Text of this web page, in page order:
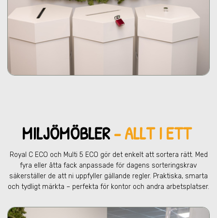
MILJÖMÖBLER- ALLT I ETT
Royal C ECO och Multi 5 ECO gör det enkelt att sortera rätt. Med
fyra eller åtta fack anpassade för dagens sorteringskrav
säkerställer de att ni uppfyller gällande regler. Praktiska, smarta
och tydligt märkta – perfekta för kontor och andra arbetsplatser.